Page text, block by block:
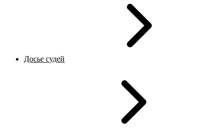
Досье судей